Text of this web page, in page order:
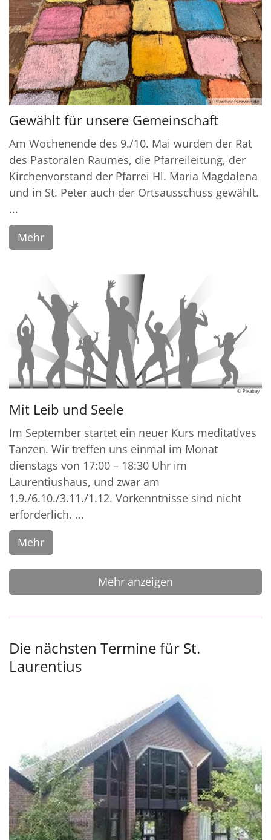
© Pfarrbriefservice.de
Gewählt für unsere Gemeinschaft
Am Wochenende des 9./10. Mai wurden der Rat
des Pastoralen Raumes, die Pfarreileitung, der
Kirchenvorstand der Pfarrei Hl. Maria Magdalena
und in St. Peter auch der Ortsausschuss gewählt.
...
Mehr
© Pixabay
Mit Leib und Seele
Im September startet ein neuer Kurs meditatives
Tanzen. Wir treffen uns einmal im Monat
dienstags von 17:00 – 18:30 Uhr im
Laurentiushaus, und zwar am
1.9./6.10./3.11./1.12. Vorkenntnisse sind nicht
erforderlich. ...
Mehr
Mehr anzeigen
Die nächsten Termine für St.
Laurentius